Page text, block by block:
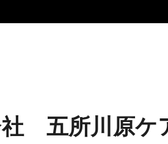
五所川原ケ